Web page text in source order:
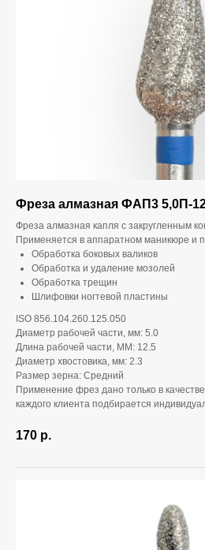
Фреза алмазная ФАП3 5,0П-
Фреза алмазная капля с закругленным
Применяется в аппаратном маникюре и
Обработка боковых валиков
Обработка и удаление мозолей
Обработка трещин
Шлифовки ногтевой пластины
ISO 856.104.260.125.050
Диаметр рабочей части, мм: 5.0
Длина рабочей части, ММ: 12.5
Диаметр хвостовика, мм: 2.3
Размер зерна: Средний
Применение фрез дано только в
каждого клиента подбирается
170 р.